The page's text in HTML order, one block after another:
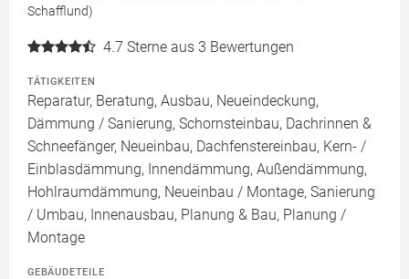
Schafflund)
4.7 Sterne aus 3 Bewertungen
TÄTIGKEITEN
Reparatur, Beratung, Ausbau, Neueindeckung,
Dämmung / Sanierung, Schornsteinbau, Dachrinnen &
Schneefänger, Neueinbau, Dachfenstereinbau, Kern- /
Einblasdämmung, Innendämmung, Außendämmung,
Hohlraumdämmung, Neueinbau / Montage, Sanierung
/ Umbau, Innenausbau, Planung & Bau, Planung /
Montage
GEBÄUDETEILE